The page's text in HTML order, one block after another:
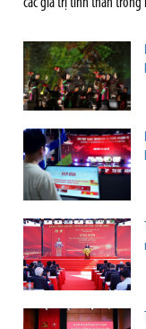
các giá trị tinh thần